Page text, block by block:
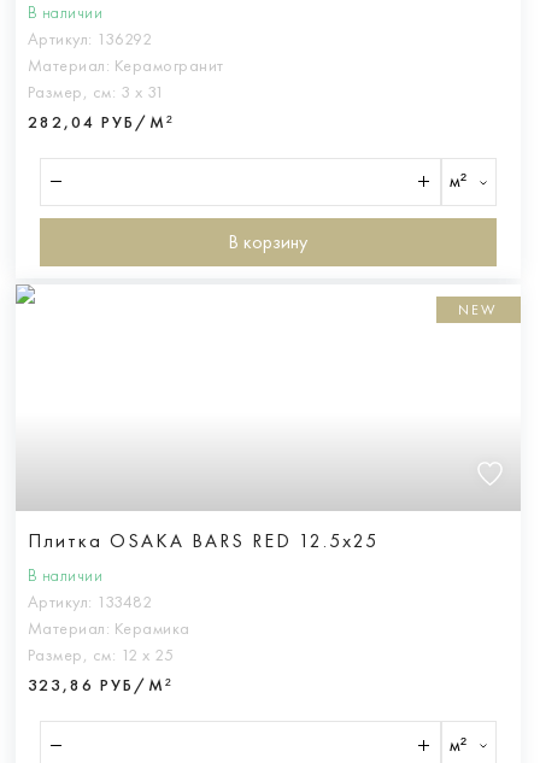
В наличии
Артикул: 136292
Материал: Керамогранит
Размер, см: 3 х 31
282,04 РУБ/М²
м²
В корзину
NEW
Плитка OSAKA BARS RED 12.5x25
В наличии
Артикул: 133482
Материал: Керамика
Размер, см: 12 х 25
323,86 РУБ/М²
м²